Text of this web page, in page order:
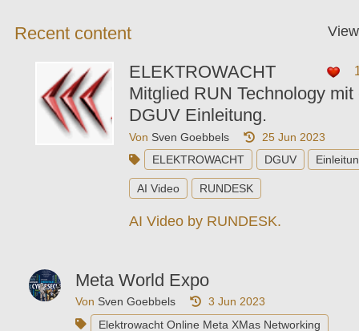
Recent content
ELEKTROWACHT
Mitglied RUN Technology mit
DGUV Einleitung.
Von Sven Goebbels
25 Jun 2023
ELEKTROWACHT
DGUV
AI Video RUNDESK
AI Video by RUNDESK.
Meta World Expo
Von Sven Goebbels
3 Jun 2023
Elektrowacht Online Meta XMas Networking